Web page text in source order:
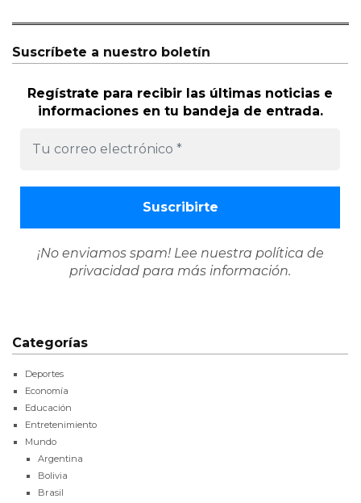
Suscríbete a nuestro boletín
Regístrate para recibir las últimas noticias e
informaciones en tu bandeja de entrada.
¡No enviamos spam! Lee nuestra política de
privacidad para más información.
Categorías
Deportes
Economía
Educación
Entretenimiento
Mundo
Argentina
Bolivia
Brasil